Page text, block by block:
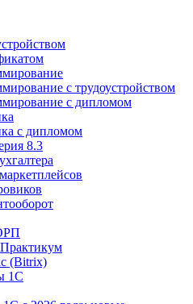
с трудоустройством
с дипломом
с дипломом
8.3
(Bitrix)
1С